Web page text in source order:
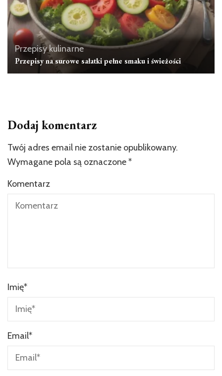
Przepisy kulinarne
Przepisy na surowe sałatki pełne smaku i świeżości
Dodaj komentarz
Twój adres email nie zostanie opublikowany.
Wymagane pola są oznaczone*
Komentarz
Imię*
Email*